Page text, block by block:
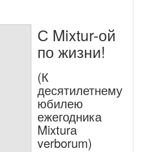
С Mixtur-ой
по жизни!
(К
десятилетнему
юбилею
ежегодника
Mixturа
verborum)